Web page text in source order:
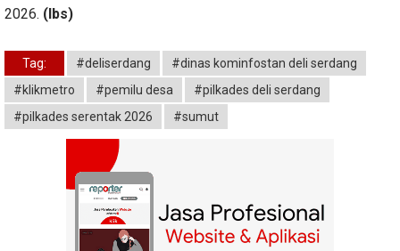
2026. (lbs)
Tag: #deliserdang
#dinas kominfostan deli serdang
#klikmetro
#pemilu desa
#pilkades deli serdang
#pilkades serentak 2026
#sumut